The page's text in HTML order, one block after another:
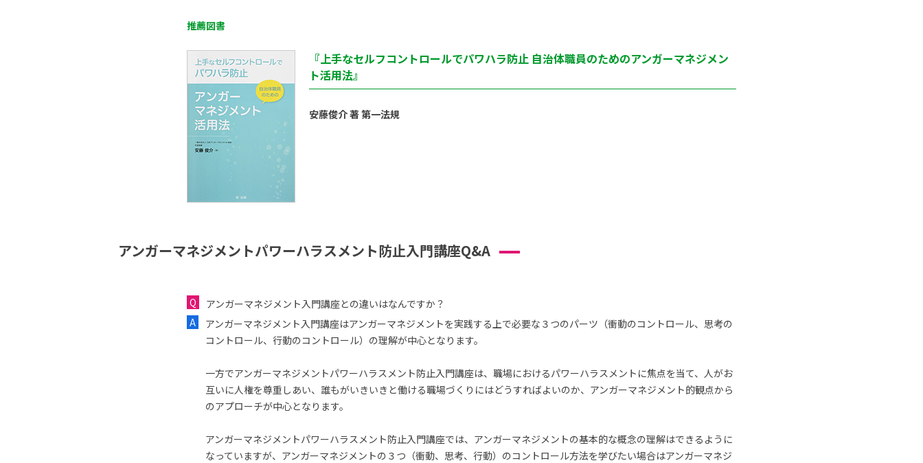
推薦図書
『上手なセルフコントロールでパワハラ防止 自治体職員のためのアンガーマネジメン
ト活用法』
安藤俊介 著 第一法規
アンガーマネジメントパワーハラスメント防止入門講座Q&A
アンガーマネジメント入門講座との違いはなんですか？
アンガーマネジメント入門講座はアンガーマネジメントを実践する上で必要な３つのパーツ（衝動のコントロール、思考の
コントロール、行動のコントロール）の理解が中心となります。
一方でアンガーマネジメントパワーハラスメント防止入門講座は、職場におけるパワーハラスメントに焦点を当て、人がお
互いに人権を尊重しあい、誰もがいきいきと働ける職場づくりにはどうすればよいのか、アンガーマネジメント的観点から
のアプローチが中心となります。
アンガーマネジメントパワーハラスメント防止入門講座では、アンガーマネジメントの基本的な概念の理解はできるように
なっていますが、アンガーマネジメントの３つ（衝動、思考、行動）のコントロール方法を学びたい場合はアンガーマネジ